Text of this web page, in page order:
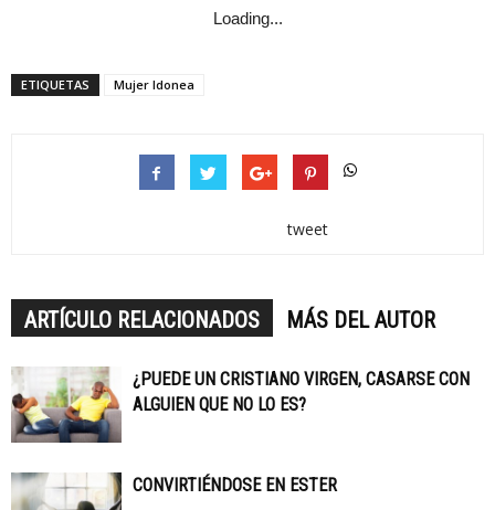
Loading...
ETIQUETAS Mujer Idonea
tweet
ARTÍCULO RELACIONADOS MÁS DEL AUTOR
¿PUEDE UN CRISTIANO VIRGEN, CASARSE CON
ALGUIEN QUE NO LO ES?
CONVIRTIÉNDOSE EN ESTER